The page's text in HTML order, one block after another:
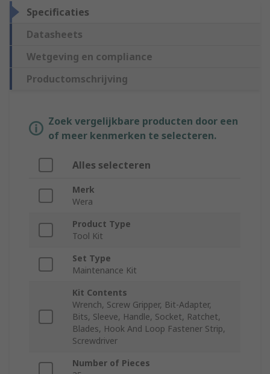
Specificaties
Datasheets
Wetgeving en compliance
Productomschrijving
Zoek vergelijkbare producten door een
of meer kenmerken te selecteren.
Alles selecteren
Merk
Wera
Product Type
Tool Kit
Set Type
Maintenance Kit
Kit Contents
Wrench, Screw Gripper, Bit-Adapter,
Bits, Sleeve, Handle, Socket, Ratchet,
Blades, Hook And Loop Fastener Strip,
Screwdriver
Number of Pieces